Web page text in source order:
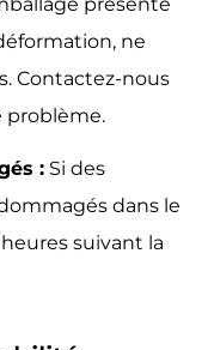
ne
Contactez-nous
problème.
:Si des
dans le
suivant la